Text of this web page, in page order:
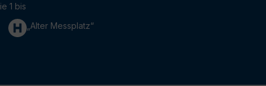
1 bis
„Alter Messplatz“